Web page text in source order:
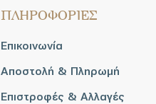
ΠΛΗΡΟΦΟΡΙΕΣ
Επικοινωνία
Αποστολή & Πληρωμή
Επιστροφές & Αλλαγές